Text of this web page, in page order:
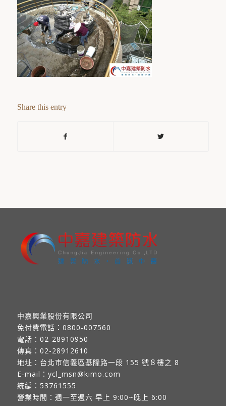
Share this entry
中嘉興業股份有限公司
免付費電話： 0800-007560
電話： 02-28910950
傳真： 02-28912610
地址： 台北市信義區基隆路一段 155 號８樓之 8
E-mail： ycl_msn@kimo.com
統編：53761555
營業時間：週一至週六 早上 9:00~晚上 6:00